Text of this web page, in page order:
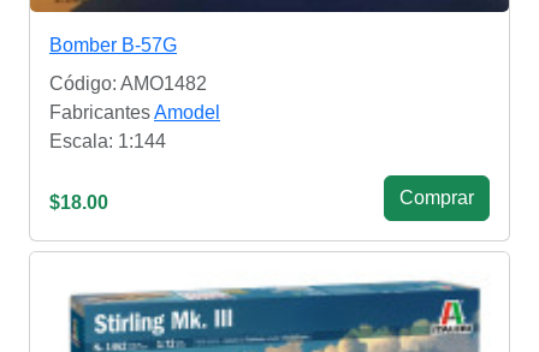
Bomber B-57G
Código: AMO1482
FabricantesAmodel
Escala: 1:144
$18.00 Сomprar